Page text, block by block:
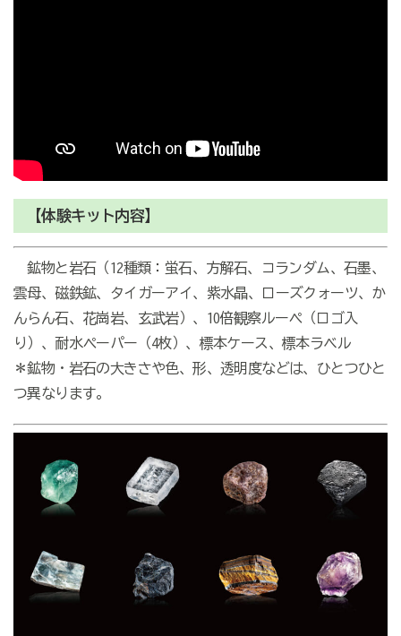
【体験キット内容】
鉱物と岩石（12種類：蛍石、方解石、コランダム、石墨、
雲母、磁鉄鉱、タイガーアイ、紫水晶、ローズクォーツ、か
んらん石、花崗岩、玄武岩）、10倍観察ルーペ（ロゴ入
り）、耐水ペーパー（4枚）、標本ケース、標本ラベル
＊鉱物・岩石の大きさや色、形、透明度などは、ひとつひと
つ異なります。